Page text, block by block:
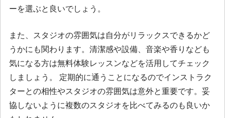
ーを選ぶと良いでしょう。
また、スタジオの雰囲気は自分がリラックスできるかど
うかにも関わります。清潔感や設備、音楽や香りなども
気になる方は無料体験レッスンなどを活用してチェック
しましょう。 定期的に通うことになるのでインストラク
ターとの相性やスタジオの雰囲気は意外と重要です。妥
協しないように複数のスタジオを比べてみるのも良いか